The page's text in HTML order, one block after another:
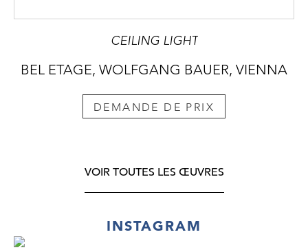
CEILING LIGHT
BEL ETAGE, WOLFGANG BAUER, VIENNA
DEMANDE DE PRIX
VOIR TOUTES LES ŒUVRES
INSTAGRAM